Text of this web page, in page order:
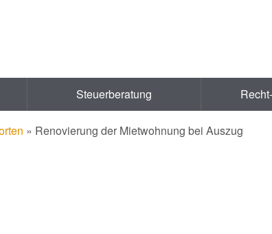
Steuerberatung
» Renovierung der Mietwohnung bei Auszug